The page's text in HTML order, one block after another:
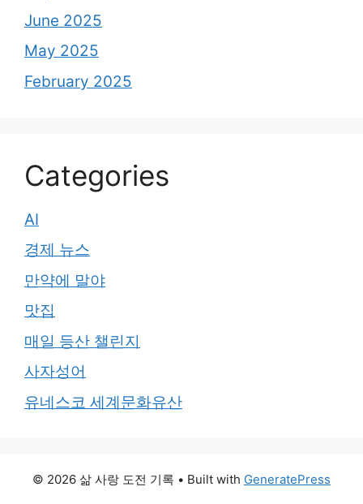
June 2025
May 2025
February 2025
Categories
AI
경제 뉴스
만약에 말야
맛집
매일 등산 챌린지
사자성어
유네스코 세계문화유산
© 2026 삶 사랑 도전 기록 • Built with GeneratePress